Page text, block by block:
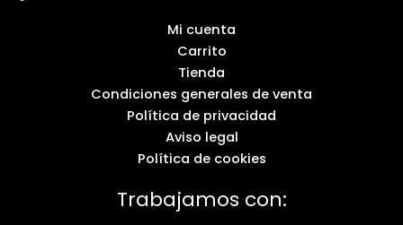
Mi cuenta
Carrito
Tienda
Condiciones generales de venta
Política de privacidad
Aviso legal
Política de cookies
Trabajamos con: